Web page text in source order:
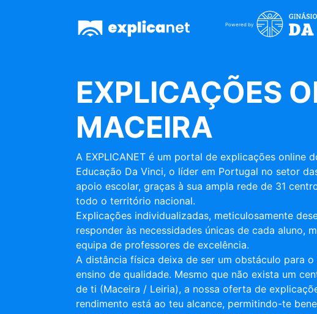
Powered by
EXPLICAÇÕES
MACEIRA
A EXPLICANET é um portal de explicações online
Educação Da Vinci, o líder em Portugal no setor
apoio escolar, graças à sua ampla rede de 31
todo o território nacional.
Explicações individualizadas, meticulosamente
responder às necessidades únicas de cada aluno,
equipa de professores de excelência.
A distância física deixa de ser um obstáculo para o
ensino de qualidade. Mesmo que não exista um
de ti (Maceira / Leiria), a nossa oferta de
rendimento está ao teu alcance, permitindo-te